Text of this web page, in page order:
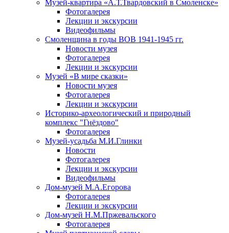
Музей-квартира «А.Т.Твардовский в Смоленске»
Фотогалерея
Лекции и экскурсии
Видеофильмы
Смоленщина в годы ВОВ 1941-1945 гг.
Новости музея
Фотогалерея
Лекции и экскурсии
Музей «В мире сказки»
Новости музея
Фотогалерея
Лекции и экскурсии
Историко-археологический и природный
комплекс "Гнёздово"
Фотогалерея
Музей-усадьба М.И.Глинки
Новости
Фотогалерея
Лекции и экскурсии
Видеофильмы
Дом-музей М.А.Егорова
Фотогалерея
Лекции и экскурсии
Дом-музей Н.М.Пржевальского
Фотогалерея